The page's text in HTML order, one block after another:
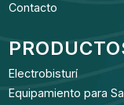
Contacto
Electrobisturí
Equipamiento para